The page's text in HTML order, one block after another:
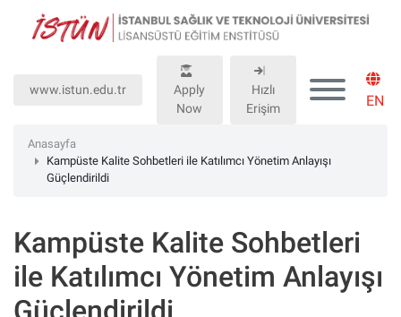
dikkat:
sitesinde,
destekleyen
"Nagish
bulunur.
www.istun.edu.tr
Apply
Now
Hızlı
Erişim
EN
Anasayfa
Kampüste Kalite Sohbetleri ile Katılımcı Yönetim Anlayışı
Güçlendirildi
Kampüste Kalite Sohbetleri
ile Katılımcı Yönetim Anlayışı